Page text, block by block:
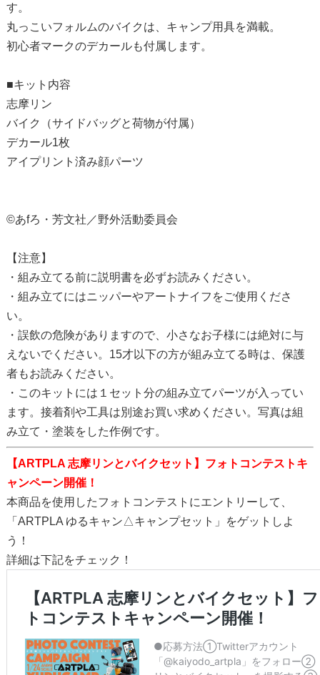
す。
丸っこいフォルムのバイクは、キャンプ用具を満載。
初心者マークのデカールも付属します。
■キット内容
志摩リン
バイク（サイドバッグと荷物が付属）
デカール1枚
アイプリント済み顔パーツ
©あfろ・芳文社／野外活動委員会
【注意】
・組み立てる前に説明書を必ずお読みください。
・組み立てにはニッパーやアートナイフをご使用くださ
い。
・誤飲の危険がありますので、小さなお子様には絶対に与
えないでください。15才以下の方が組み立てる時は、保護
者もお読みください。
・このキットには１セット分の組み立てパーツが入ってい
ます。接着剤や工具は別途お買い求めください。写真は組
み立て・塗装をした作例です。
【ARTPLA 志摩リンとバイクセット】フォトコンテストキ
ャンペーン開催！
本商品を使用したフォトコンテストにエントリーして、
「ARTPLA ゆるキャン△キャンプセット」をゲットしよ
う！
詳細は下記をチェック！